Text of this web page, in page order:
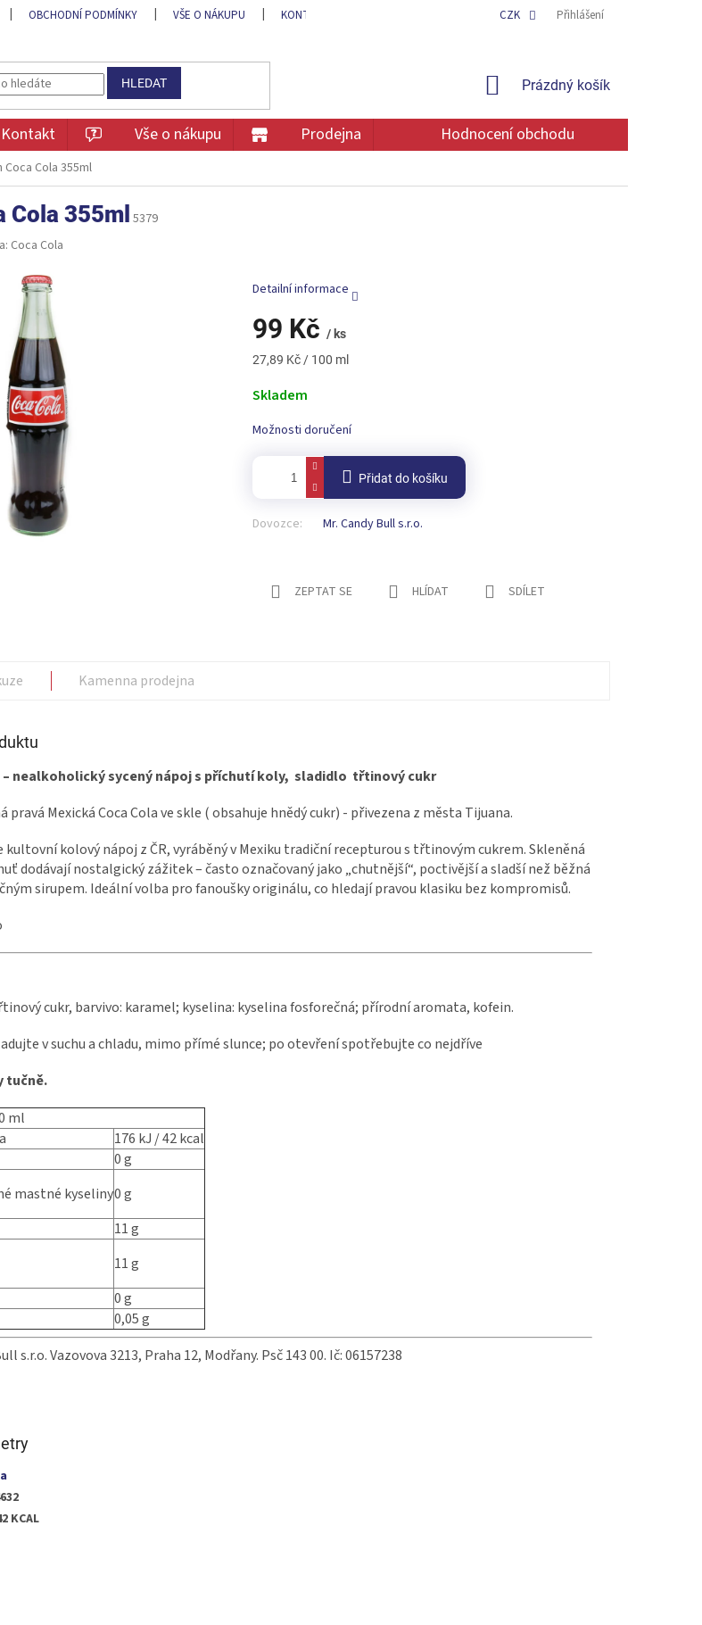
OBCHODNÍ PODMÍNKY VŠE O NÁKUPU KONTAKT OCHRANA OSOBNÍCH ÚDAJŮCZK Přihlášení
HLEDAT
NÁKUPNÍ
Prázdný košík
Kontakt Vše o nákupu Prodejna Hodnocení obchodu
Coca Cola 355ml
Cola 355ml 5379
Coca Cola
99 Kč / ks
Měrná
27,89 Kč / 100 ml
Skladem
Možnosti doručení
Přidat do košíku
Dovozce: Mr. Candy Bull s.r.o.
Detailní informace
ZEPTAT SE HLÍDAT SDÍLET
Kamenna prodejna
– nealkoholický sycený nápoj s příchutí koly, sladidlo třtinový cukr
pravá Mexická Coca Cola ve skle ( obsahuje hnědý cukr) - přivezena z města Tijuana.
kultovní kolový nápoj z ČR, vyráběný v Mexiku tradiční recepturou s třtinovým cukrem. Skleněná
dodávají nostalgický zážitek – často označovaný jako „chutnější“, poctivější a sladší než běžná
sirupem. Ideální volba pro fanoušky originálu, co hledají pravou klasiku bez kompromisů.
cukr, barvivo: karamel; kyselina: kyselina fosforečná; přírodní aromata, kofein.
v suchu a chladu, mimo přímé slunce; po otevření spotřebujte co nejdříve
tučně.
ml
176 kJ / 42 kcal
0 g
mastné kyseliny0 g
11 g
11 g
0 g
0,05 g
s.r.o. Vazovova 3213, Praha 12, Modřany. Psč 143 00. Ič: 06157238
KCAL